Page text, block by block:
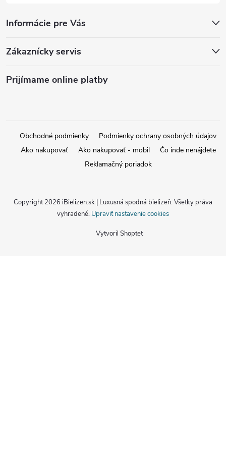
Informácie pre Vás
Zákaznícky servis
Prijímame online platby
Obchodné podmienky
Podmienky ochrany osobných údajov
Ako nakupovať
Ako nakupovať - mobil
Čo inde nenájdete
Reklamačný poriadok
Vytvoril Shoptet
Copyright 2026 iBielizen.sk | Luxusná spodná bielizeň. Všetky práva
vyhradené. Upraviť nastavenie cookies